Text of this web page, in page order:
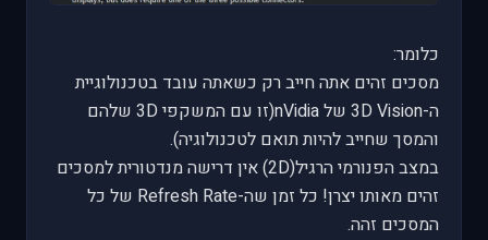
כלומר:
מסכים זהים אתה חייב רק כשאתה עובד בטכנולוגיית
ה-3D Vision של nVidia(זו עם המשקפי 3D שלהם
והמסך שחייב להיות תואם לטכנולוגיה).
במצב הפנורמי הרגיל(2D) אין דרישה מנדטורית למסכים
זהים מאותו יצרן! כל זמן שה-Refresh Rate של כל
המסכים זהה.